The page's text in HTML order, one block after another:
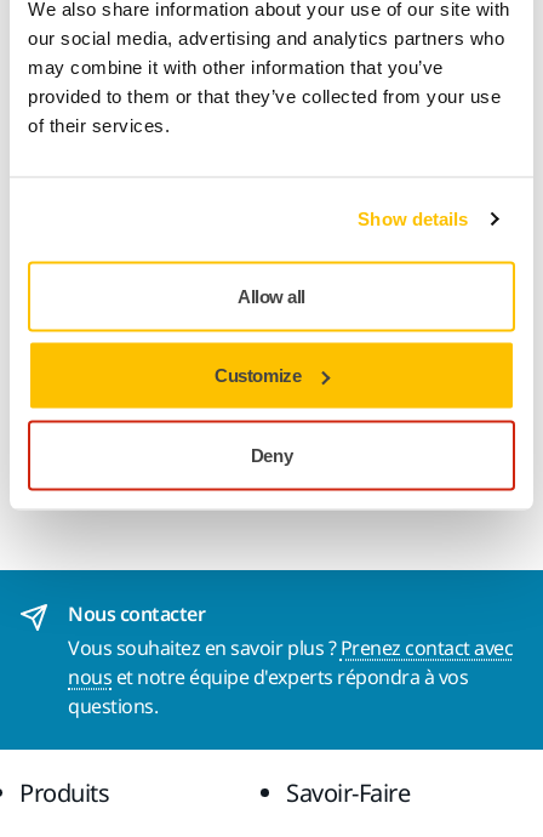
We also share information about your use of our site with
our social media, advertising and analytics partners who
may combine it with other information that you’ve
provided to them or that they’ve collected from your use
of their services.
Show details
Allow all
Customize
Deny
Ceinture Mirka.
Matière : 50 % Polypropylène / 50 % Elasthanne ceinture
Boucle métallique recouverte de caoutchouc sans nickel
avec logo Mirka gravé ton sur ton.
Nous contacter
Vous souhaitez en savoir plus ?Prenez contact avec
nous et notre équipe d'experts répondra à vos
questions.
Produits Savoir-Faire